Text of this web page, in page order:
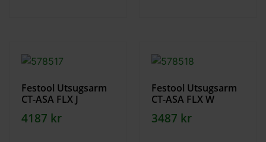
Festool Utsugsarm
CT-ASA FLX J
4187 kr
Festool Utsugsarm
CT-ASA FLX W
3487 kr